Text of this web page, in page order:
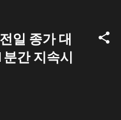
`이란 단어를 사람들이
이팝 데몬 헌터스 (케데헌 /
`일 것이다. 애니메이션
혼문`의 의미는 명확하
어 있을 것이고, 사용하지
> 스크린샷 Shift + 윈도
도구 단축키 윈도우에서
하는 단축키는 ` Shift +
면을 캡쳐하는 목적이야
슷한 프로그램이다. 웹,
따름이지만 말이다. 구글
를 작성하다보면 엑셀과
데 행 높이를 수정하는 것
프트의 엑셀과 사용법이
일 종가 대
간 지속시